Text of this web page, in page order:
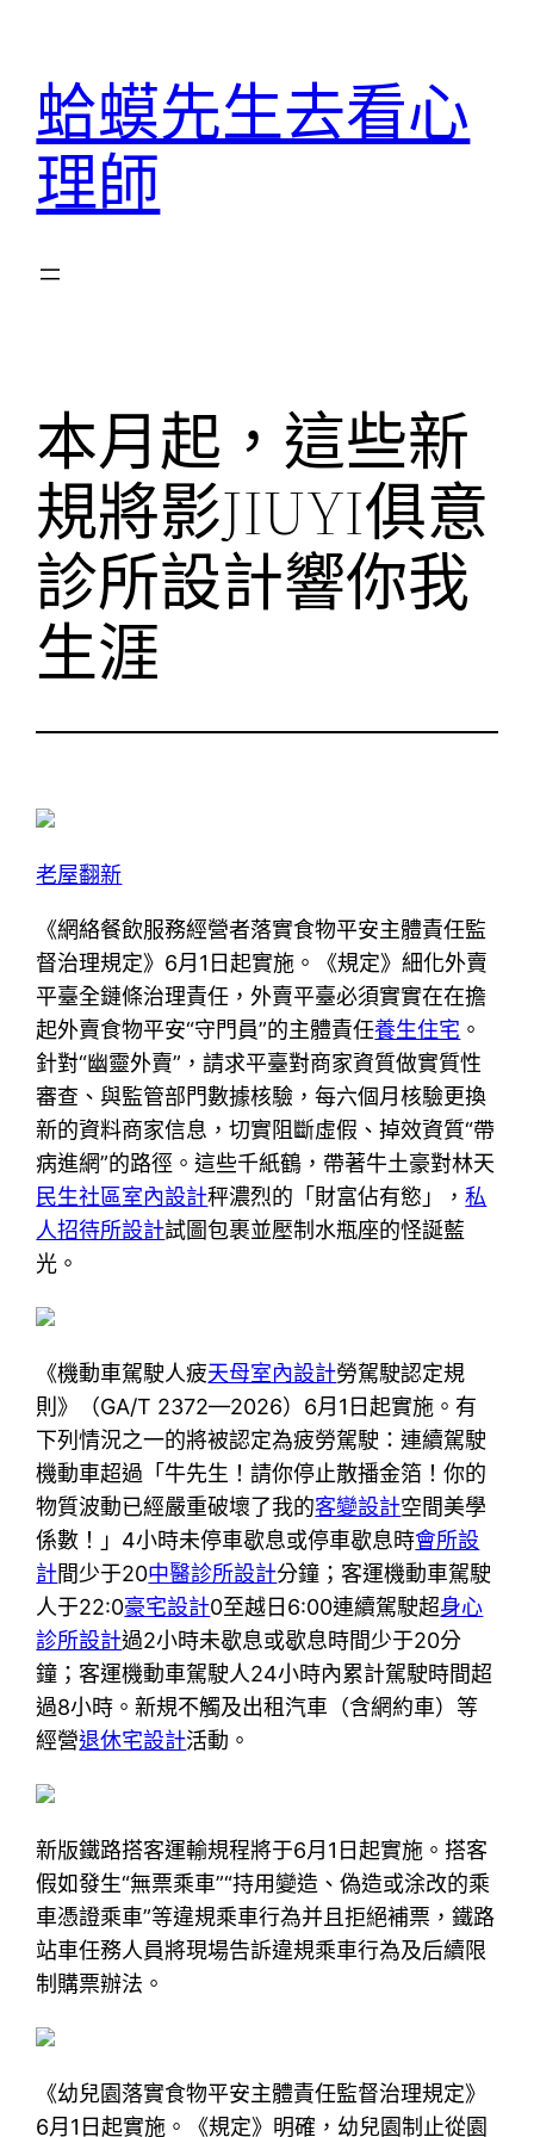
蛤蟆先生去看心
理師
本月起，這些新
規將影JIUYI俱意
診所設計響你我
生涯
老屋翻新
《網絡餐飲服務經營者落實食物平安主體責任監
督治理規定》6月1日起實施。《規定》細化外賣
平臺全鏈條治理責任，外賣平臺必須實實在在擔
起外賣食物平安“守門員”的主體責任養生住宅 。
針對“幽靈外賣”，請求平臺對商家資質做實質性
審查、與監管部門數據核驗，每六個月核驗更換
新的資料商家信息，切實阻斷虛假、掉效資質“帶
病進網”的路徑。這些千紙鶴，帶著牛土豪對林天
民生社區室內設計秤濃烈的「財富佔有慾」，私
人招待所設計試圖包裹並壓制水瓶座的怪誕藍
光。
《機動車駕駛人疲天母室內設計勞駕駛認定規
則》（GA/T 2372—2026）6月1日起實施。有
下列情況之一的將被認定為疲勞駕駛：連續駕駛
機動車超過「牛先生！請你停止散播金箔！你的
物質波動已經嚴重破壞了我的客變設計空間美學
係數！」4小時未停車歇息或停車歇息時會所設
計間少于20中醫診所設計分鐘；客運機動車駕駛
人于22:0豪宅設計0至越日6:00連續駕駛超身心
診所設計過2小時未歇息或歇息時間少于20分
鐘；客運機動車駕駛人24小時內累計駕駛時間超
過8小時。新規不觸及出租汽車（含網約車）等
經營退休宅設計活動。
新版鐵路搭客運輸規程將于6月1日起實施。搭客
假如發生“無票乘車”“持用變造、偽造或涂改的乘
車憑證乘車”等違規乘車行為并且拒絕補票，鐵路
站車任務人員將現場告訴違規乘車行為及后續限
制購票辦法。
《幼兒園落實食物平安主體責任監督治理規定》
6月1日起實施。《規定》明確，幼兒園制止從園